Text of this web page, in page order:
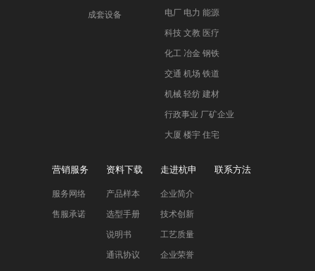
成套设备 电厂 电力 能源
科技 文教 医疗
化工 冶金 钢铁
交通 机场 铁道
机械 轻纺 建材
行政事业 厂矿企业
大厦 楼宇 住宅
营销服务
服务网络
售服承诺
资料下载
产品样本
选型手册
说明书
通讯协议
走进杭申
企业简介
技术创新
工艺质量
企业荣誉
联系方法